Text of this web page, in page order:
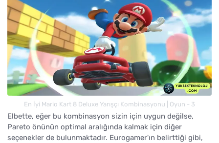
En İyi Mario Kart 8 Deluxe Yarışçı Kombinasyonu | Oyun - 3
Elbette, eğer bu kombinasyon sizin için uygun değilse,
Pareto önünün optimal aralığında kalmak için diğer
seçenekler de bulunmaktadır. Eurogamer'ın belirttiği gibi,